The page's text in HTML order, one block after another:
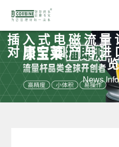
插入式电磁流量
对比：国产与进
News